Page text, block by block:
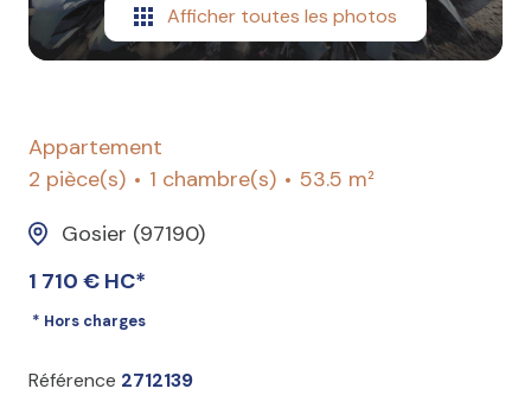
SYNDIC Afficher toutes les photos
Appartement
2 pièce(s)
1 chambre(s)
53.5 m²
Gosier (97190)
1 710 € HC*
* Hors charges
Référence 2712139